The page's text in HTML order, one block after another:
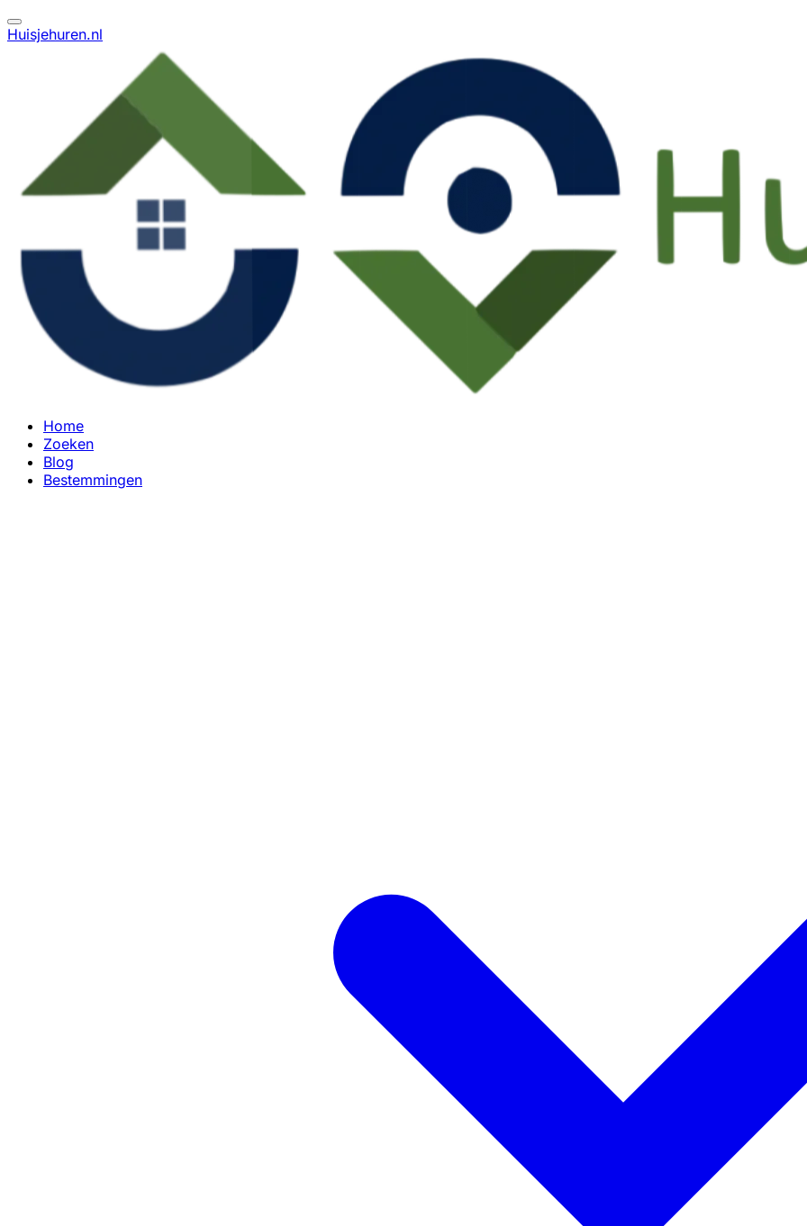
Huisjehuren.nl
Home
Zoeken
Blog
Bestemmingen